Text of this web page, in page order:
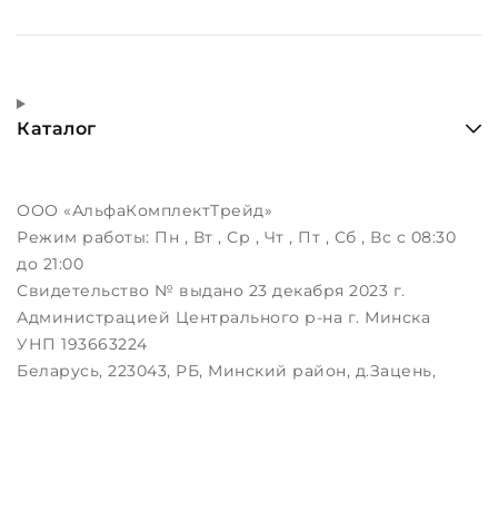
Каталог
ООО «АльфаКомплектТрейд»
Режим работы: Пн , Вт , Ср , Чт , Пт , Сб , Вс c 08:30
до 21:00
Свидетельство № выдано 23 декабря 2023 г.
Администрацией Центрального р-на г. Минска
УНП 193663224
Беларусь, 223043, РБ, Минский район, д.Зацень,